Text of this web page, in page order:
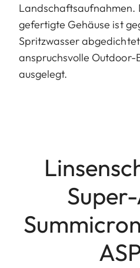
Landschaftsaufnahmen.
gefertigte Gehäuse ist
Spritzwasser
anspruchsvolle Outdoor-
ausgelegt.